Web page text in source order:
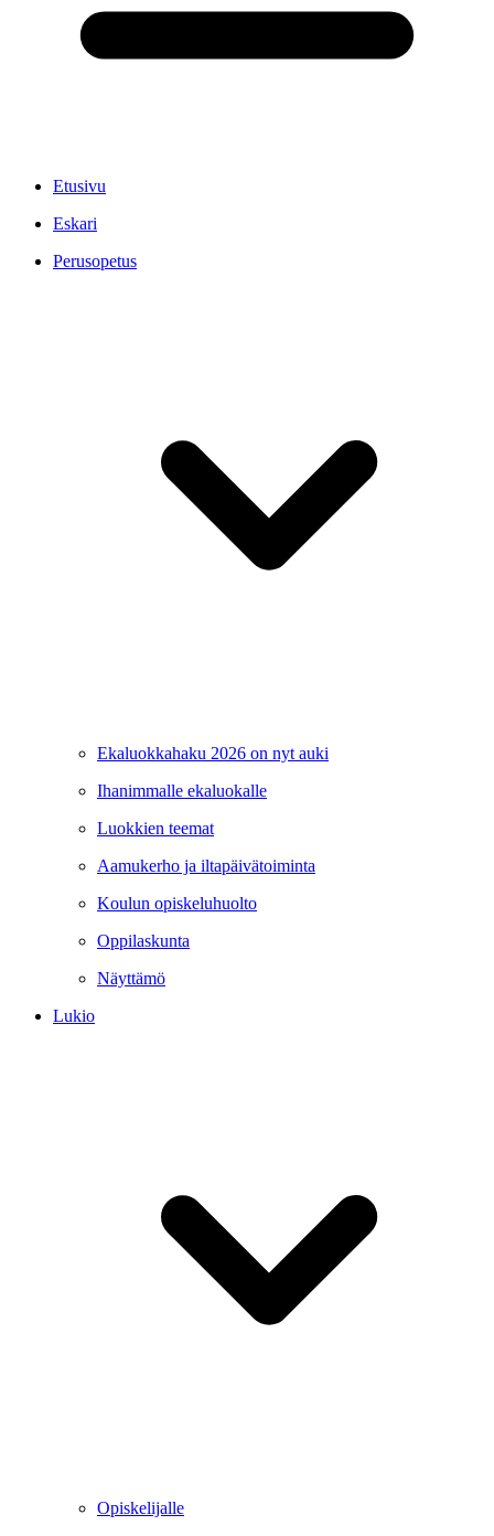
Etusivu
Eskari
Perusopetus
Ekaluokkahaku 2026 on nyt auki
Ihanimmalle ekaluokalle
Luokkien teemat
Aamukerho ja iltapäivätoiminta
Koulun opiskeluhuolto
Oppilaskunta
Näyttämö
Lukio
Opiskelijalle